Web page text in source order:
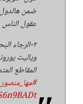
ضمن هالدول
عقول الناس
٢-الرجاء
وياليت
المقاطع
#مها_منصور